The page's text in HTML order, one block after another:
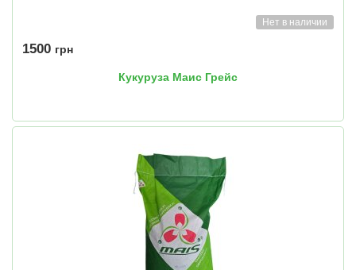
Нет в наличии
1500 грн
Кукуруза Маис Грейс